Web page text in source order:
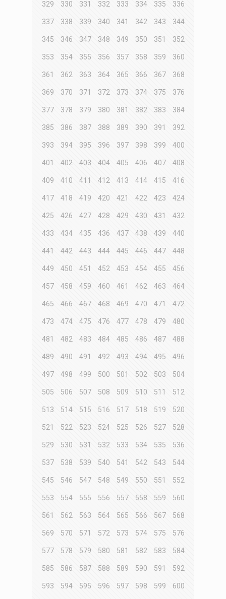
329 330 331 332 333 334 335 336
337 338 339 340 341 342 343 344
345 346 347 348 349 350 351 352
353 354 355 356 357 358 359 360
361 362 363 364 365 366 367 368
369 370 371 372 373 374 375 376
377 378 379 380 381 382 383 384
385 386 387 388 389 390 391 392
393 394 395 396 397 398 399 400
401 402 403 404 405 406 407 408
409 410 411 412 413 414 415 416
417 418 419 420 421 422 423 424
425 426 427 428 429 430 431 432
433 434 435 436 437 438 439 440
441 442 443 444 445 446 447 448
449 450 451 452 453 454 455 456
457 458 459 460 461 462 463 464
465 466 467 468 469 470 471 472
473 474 475 476 477 478 479 480
481 482 483 484 485 486 487 488
489 490 491 492 493 494 495 496
497 498 499 500 501 502 503 504
505 506 507 508 509 510 511 512
513 514 515 516 517 518 519 520
521 522 523 524 525 526 527 528
529 530 531 532 533 534 535 536
537 538 539 540 541 542 543 544
545 546 547 548 549 550 551 552
553 554 555 556 557 558 559 560
561 562 563 564 565 566 567 568
569 570 571 572 573 574 575 576
577 578 579 580 581 582 583 584
585 586 587 588 589 590 591 592
593 594 595 596 597 598 599 600